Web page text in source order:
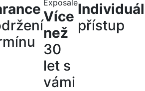
Více
než
30
let s
vámi
přístup